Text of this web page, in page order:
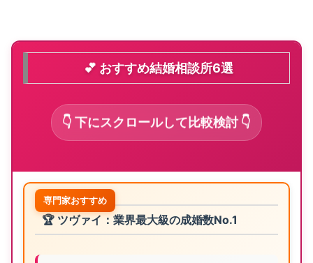
💕 おすすめ結婚相談所6選
👇 下にスクロールして比較検討 👇
🏆 ツヴァイ：業界最大級の成婚数No.1
専門家おすすめ